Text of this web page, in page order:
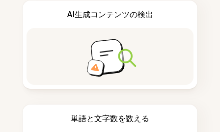
AI生成コンテンツの検出
単語と文字数を数える